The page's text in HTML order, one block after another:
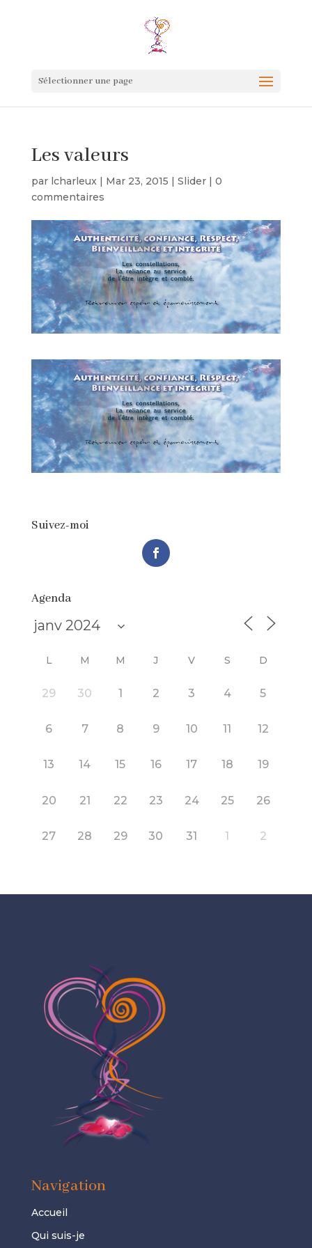
Sélectionner une page
Les valeurs
par lcharleux| Mar 23, 2015 | Slider| 0
commentaires
Suivez-moi
Agenda
L M M J V S D
29 30 1 2 3 4 5
6 7 8 9 10 11 12
13 14 15 16 17 18 19
20 21 22 23 24 25 26
27 28 29 30 31 1 2
Navigation
Accueil
Qui suis-je